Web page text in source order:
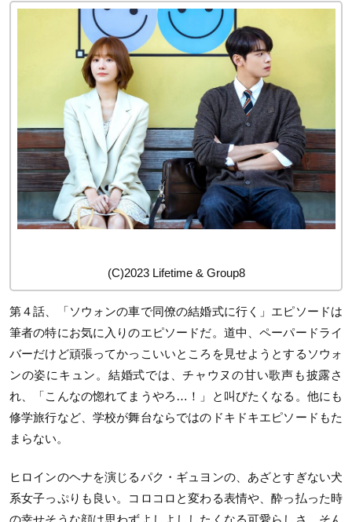
(C)2023 Lifetime & Group8
第４話、「ソウォンの車で同僚の結婚式に行く」エピソードは
筆者の特にお気に入りのエピソードだ。道中、ペーパードライ
バーだけど頑張ってかっこいいところを見せようとするソウォ
ンの姿にキュン。結婚式では、チャウヌの甘い歌声も披露さ
れ、「こんなの惚れてまうやろ…！」と叫びたくなる。他にも
修学旅行など、学校が舞台ならではのドキドキエピソードもた
まらない。
ヒロインのヘナを演じるパク・ギュヨンの、あざとすぎない犬
系女子っぷりも良い。コロコロと変わる表情や、酔っ払った時
の幸せそうな顔は思わずよしよししたくなる可愛らしさ。そん